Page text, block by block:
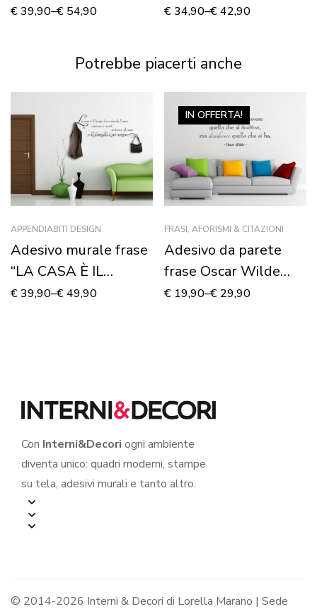
“COME NELLE
€39,90–€ 54,90
SOGNI” – Adesivo
€34,90–€42,90
Potrebbe piacerti anche
APPENDIABITI DESIGN
Adesivo murale frase
“LA CASA È IL
LUOGO DOVE
€39,90–€49,90
IN OFFERTA!
FRASI, AFORISMI & CITAZIONI
Adesivo da parete
frase Oscar Wilde
“LA FELICITÀ NON
€ 19,90–€ 29,90
Con Interni&Decori ogni ambiente
diventa unico: quadri moderni, stampe
su tela, adesivi murali e tanto altro.
© 2014-2026 Interni & Decori di Lorella Marano | Sede